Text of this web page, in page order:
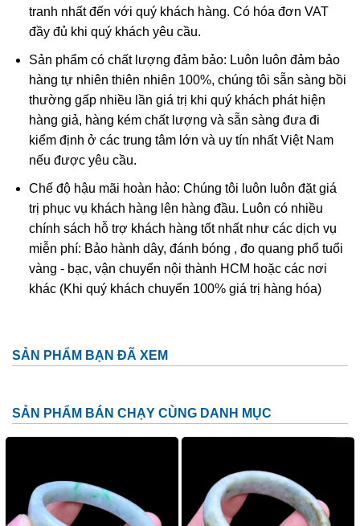
tranh nhất đến với quý khách hàng. Có hóa đơn VAT
đầy đủ khi quý khách yêu cầu.
Sản phẩm có chất lượng đảm bảo: Luôn luôn đảm bảo
hàng tự nhiên thiên nhiên 100%, chúng tôi sẵn sàng bồi
thường gấp nhiều lần giá trị khi quý khách phát hiện
hàng giả, hàng kém chất lượng và sẵn sàng đưa đi
kiểm định ở các trung tâm lớn và uy tín nhất Việt Nam
nếu được yêu cầu.
Chế độ hậu mãi hoàn hảo: Chúng tôi luôn luôn đặt giá
trị phục vụ khách hàng lên hàng đầu. Luôn có nhiều
chính sách hỗ trợ khách hàng tốt nhất như các dịch vụ
miễn phí: Bảo hành dây, đánh bóng , đo quang phổ tuổi
vàng - bạc, vận chuyển nội thành HCM hoặc các nơi
khác (Khi quý khách chuyển 100% giá trị hàng hóa)
SẢN PHẨM BẠN ĐÃ XEM
SẢN PHẨM BÁN CHẠY CÙNG DANH MỤC